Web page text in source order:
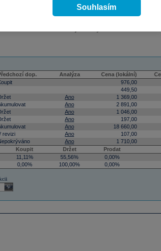
Plus nebo Investor Plus. Pokud jste klienty Patria Plus nebo Investor
dop. Analýza Cena (lokální)
976,00
449,50
Ano 1 369,00
Ano 2 891,00
Ano 1 046,00
Ano 197,00
Ano 18 660,00
revizi Ano 107,00
Ano 1 710,00
Koupit
Držet
Prodat
11,11% 55,56%
0,00%
0,00% 100,00% 0,00%
select
Souhlasím